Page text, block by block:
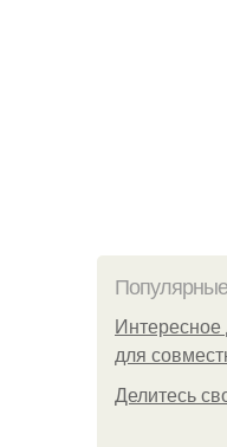
Интересное
для
Делитесь